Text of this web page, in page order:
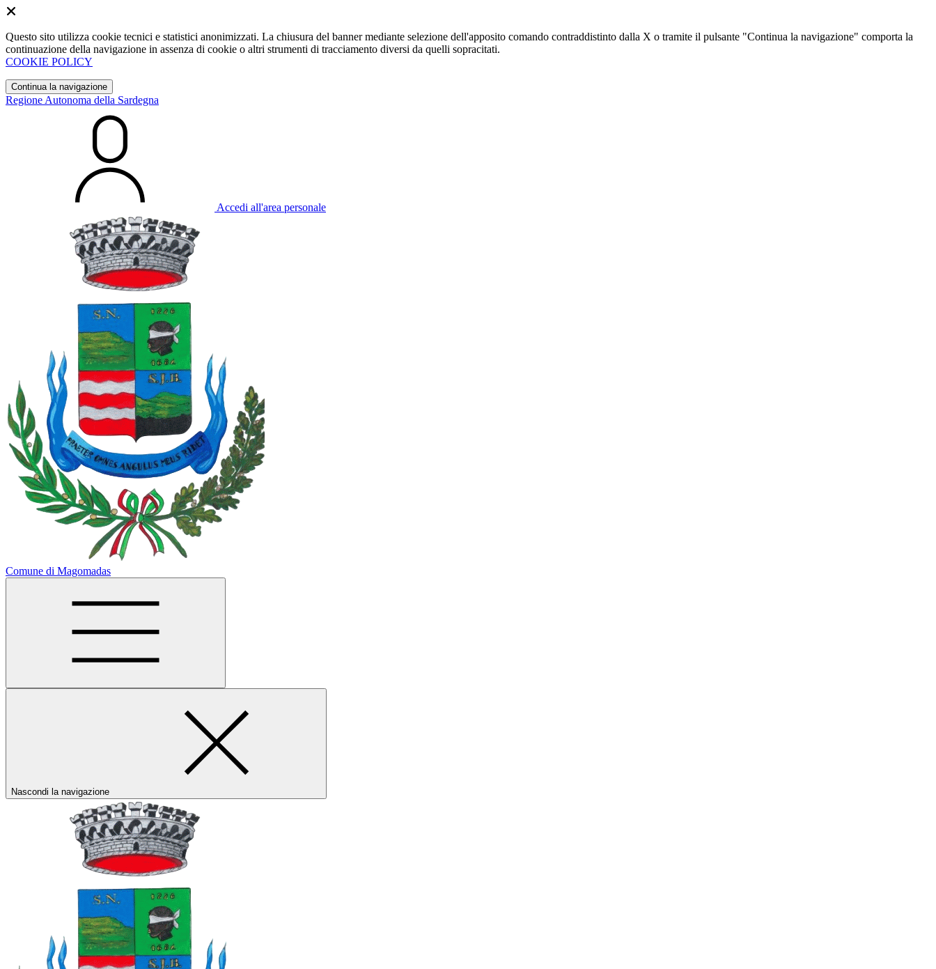
Questo sito utilizza cookie tecnici e statistici anonimizzati. La chiusura del banner mediante selezione dell'apposito comando contraddistinto dalla X o tramite il pulsante "Continua la navigazione" comporta la
continuazione della navigazione in assenza di cookie o altri strumenti di tracciamento diversi da quelli sopracitati.
COOKIE POLICY
Continua la navigazione
Regione Autonoma della Sardegna
Accedi all'area personale
Comune di Magomadas
Nascondi la navigazione